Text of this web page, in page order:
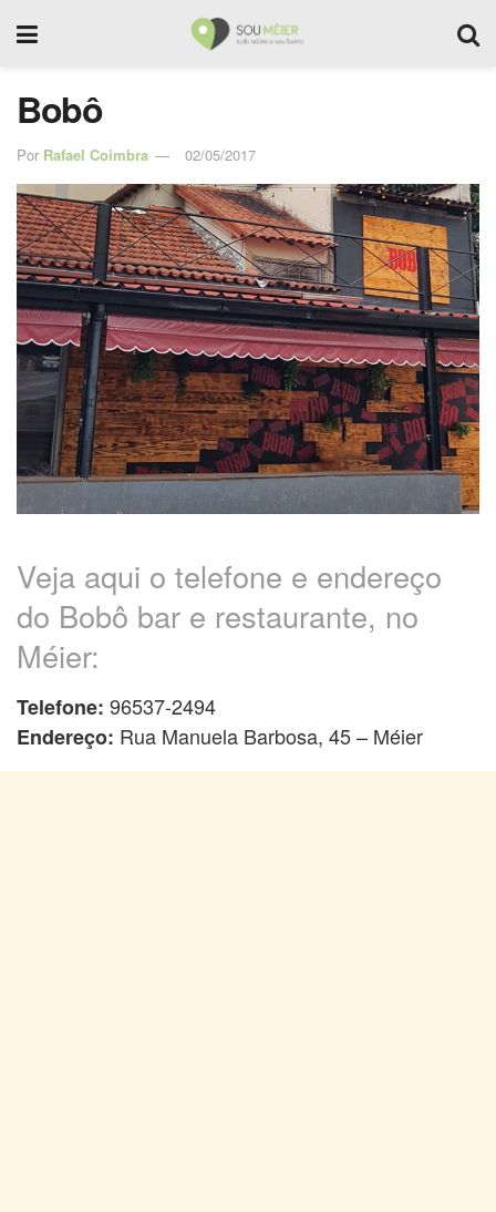
Bobô
Por Rafael Coimbra 02/05/2017
Veja aqui o telefone e endereço
do Bobô bar e restaurante, no
Méier:
Telefone: 96537-2494
Endereço: Rua Manuela Barbosa, 45 – Méier